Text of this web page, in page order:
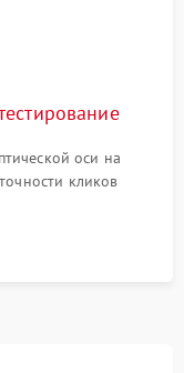
оси на
кликов
прицела на
к отдаче и